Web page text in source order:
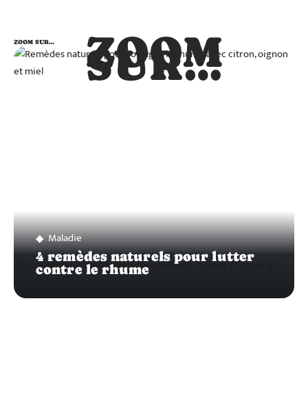
ZOOM
SUR…
ZOOM SUR…
Maladie
4 remèdes naturels pour lutter
contre le rhume